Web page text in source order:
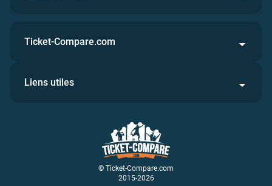
© Ticket-Compare.com
2015-2026
Ticket-Compare.com
Liens utiles